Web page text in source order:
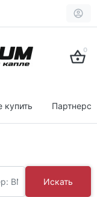
0
купить
Искать